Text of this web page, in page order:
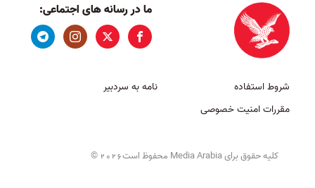
ما در رسانه های اجتماعی:
شروط استفاده
مقررات امنیت خصوصی
نامه به سردبیر
کلیه حقوق برای Media Arabia محفوظ است 2026
©